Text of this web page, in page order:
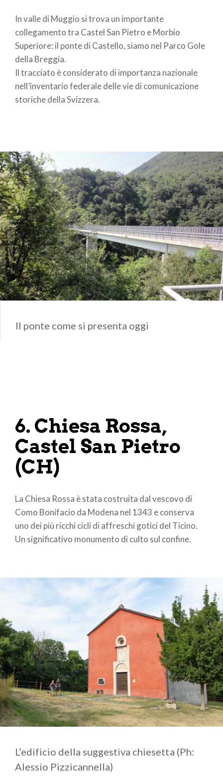
In valle di Muggio si trova un importante
collegamento tra Castel San Pietro e Morbio
Superiore: il ponte di Castello, siamo nel Parco Gole
della Breggia.
Il tracciato è considerato di importanza nazionale
nell’inventario federale delle vie di comunicazione
storiche della Svizzera.
Il ponte come si presenta oggi
6. Chiesa Rossa,
Castel San Pietro
(CH)
La Chiesa Rossa è stata costruita dal vescovo di
Como Bonifacio da Modena nel 1343 e conserva
uno dei più ricchi cicli di affreschi gotici del Ticino.
Un significativo monumento di culto sul confine.
L’edificio della suggestiva chiesetta (Ph:
Alessio Pizzicannella)